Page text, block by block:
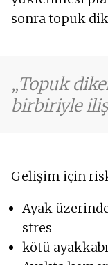
sonra topuk
Topuk
birbiriyle
Gelişim için
Ayak
stres
kötü